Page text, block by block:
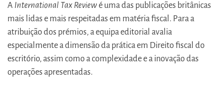
A International Tax Reviewé uma das publicações britânicas
mais lidas e mais respeitadas em matéria fiscal. Para a
atribuição dos prémios, a equipa editorial avalia
especialmente a dimensão da prática em Direito fiscal do
escritório, assim como a complexidade e a inovação das
operações apresentadas.